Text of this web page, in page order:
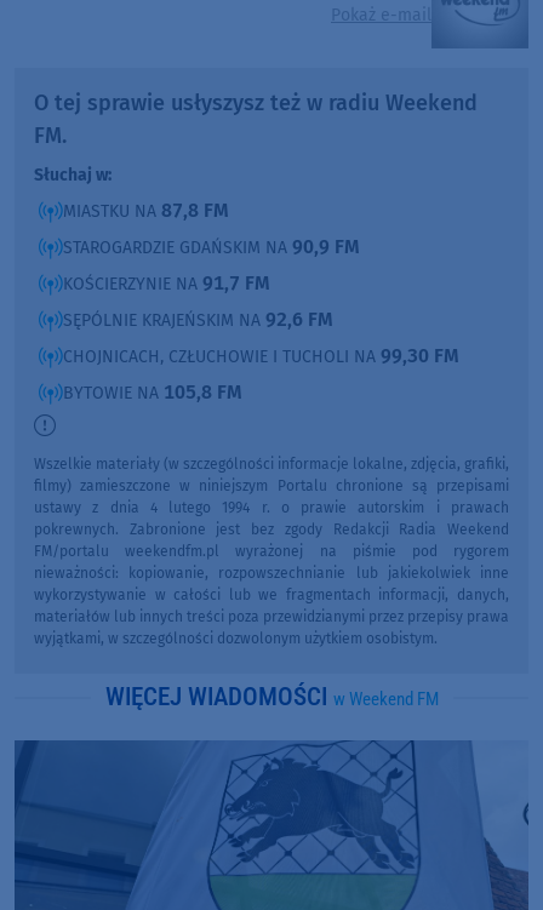
Pokaż e-mail
O tej sprawie usłyszysz też w radiu Weekend
FM.
Słuchaj w:
MIASTKU NA 87,8 FM
STAROGARDZIE GDAŃSKIM NA 90,9 FM
KOŚCIERZYNIE NA 91,7 FM
SĘPÓLNIE KRAJEŃSKIM NA 92,6 FM
CHOJNICACH, CZŁUCHOWIE I TUCHOLI NA 99,30 FM
BYTOWIE NA 105,8 FM
Wszelkie materiały (w szczególności informacje lokalne, zdjęcia, grafiki,
filmy) zamieszczone w niniejszym Portalu chronione są przepisami
ustawy z dnia 4 lutego 1994 r. o prawie autorskim i prawach
pokrewnych. Zabronione jest bez zgody Redakcji Radia Weekend
FM/portalu weekendfm.pl wyrażonej na piśmie pod rygorem
nieważności: kopiowanie, rozpowszechnianie lub jakiekolwiek inne
wykorzystywanie w całości lub we fragmentach informacji, danych,
materiałów lub innych treści poza przewidzianymi przez przepisy prawa
wyjątkami, w szczególności dozwolonym użytkiem osobistym.
WIĘCEJ WIADOMOŚCI w Weekend FM